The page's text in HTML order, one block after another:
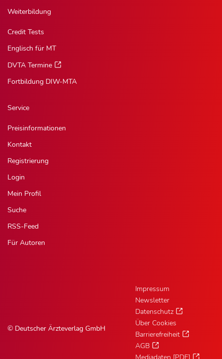
Weiterbildung
Credit Tests
Englisch für MT
DVTA Termine
Fortbildung DIW-MTA
Service
Preisinformationen
Kontakt
Registrierung
Login
Mein Profil
Suche
RSS-Feed
Für Autoren
© Deutscher Ärzteverlag GmbH
Impressum
Newsletter
Datenschutz
Über Cookies
Barrierefreiheit
AGB